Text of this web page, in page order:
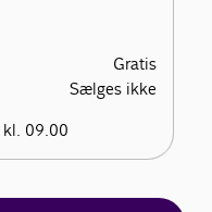
Gratis
Sælges ikke
09.00